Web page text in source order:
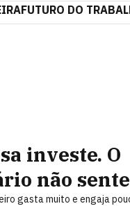
FUTURO DO
investe. O
não sente
gasta muito e engaja